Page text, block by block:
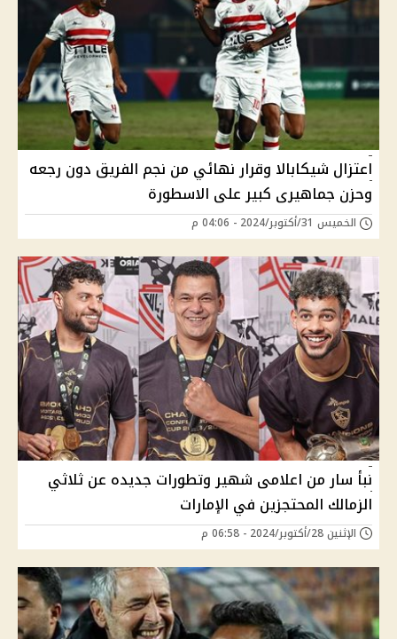
اعتزال شيكابالا وقرار نهائي من نجم الفريق دون رجعه
وحزن جماهيرى كبير على الاسطورة
الخميس 31/أكتوبر/2024 - 04:06 م
نبأ سار من اعلامى شهير وتطورات جديده عن ثلاثي
الزمالك المحتجزين في الإمارات
الإثنين 28/أكتوبر/2024 - 06:58 م